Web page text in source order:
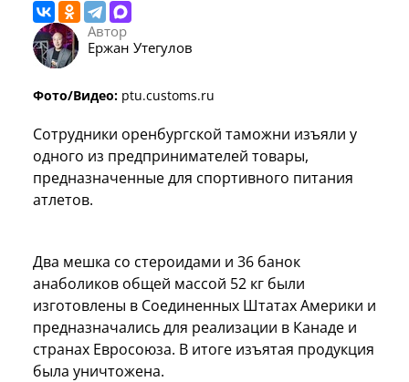
Автор
Ержан Утегулов
Фото/Видео: ptu.customs.ru
Сотрудники оренбургской таможни изъяли у
одного из предпринимателей товары,
предназначенные для спортивного питания
атлетов.
Два мешка со стероидами и 36 банок
анаболиков общей массой 52 кг были
изготовлены в Соединенных Штатах Америки и
предназначались для реализации в Канаде и
странах Евросоюза. В итоге изъятая продукция
была уничтожена.